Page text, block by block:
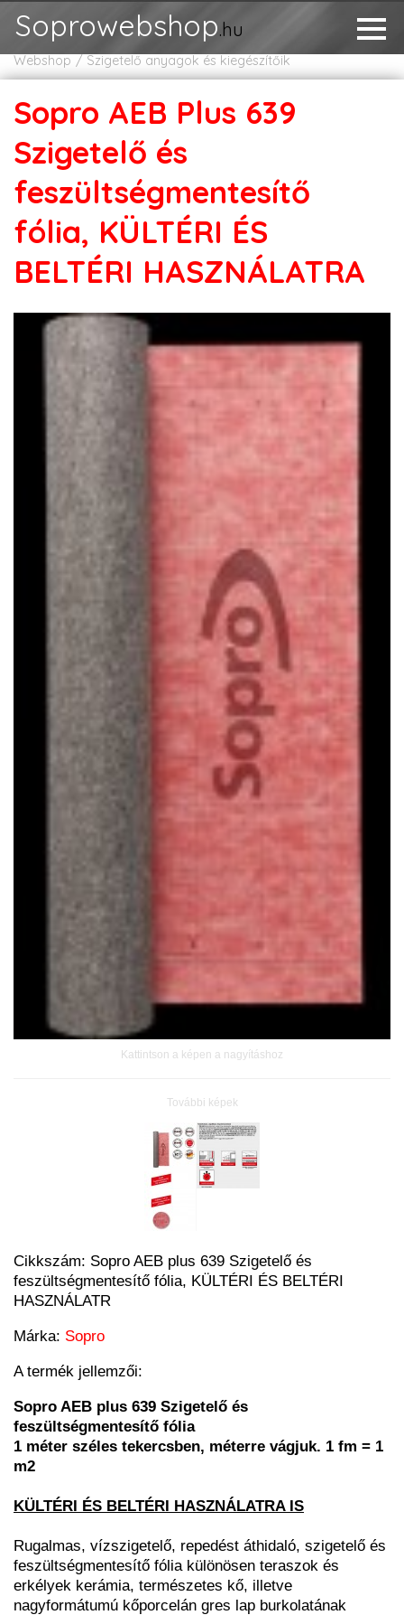
Soprowebshop.hu
Webshop Szigetelő anyagok és kiegészítőik
Sopro AEB Plus 639
Szigetelő és
feszültségmentesítő
fólia, KÜLTÉRI ÉS
BELTÉRI HASZNÁLATRA
Kattintson a képen a nagyításhoz
További képek
Cikkszám: Sopro AEB plus 639 Szigetelő és
feszültségmentesítő fólia, KÜLTÉRI ÉS BELTÉRI
HASZNÁLATR
Márka: Sopro
A termék jellemzői:
Sopro AEB plus 639 Szigetelő és
feszültségmentesítő fólia
1 méter széles tekercsben, méterre vágjuk. 1 fm = 1
m2
KÜLTÉRI ÉS BELTÉRI HASZNÁLATRA IS
Rugalmas, vízszigetelő, repedést áthidaló, szigetelő és
feszültségmentesítő fólia különösen teraszok és
erkélyek kerámia, természetes kő, illetve
nagyformátumú kőporcelán gres lap burkolatának